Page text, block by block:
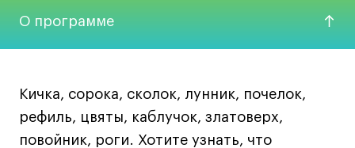
развитие
Среднесрочные
Ландшафтный дизайн
Все программы
О программе
Кичка, сорока, сколок, лунник, почелок,
рефиль, цвяты, каблучок, златоверх,
повойник, роги. Хотите узнать, что